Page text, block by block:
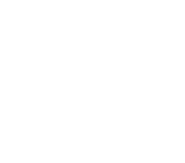
இயக்குநராக கலைச்செல்வி மோகன்,
முதலமைச்சரின் நிலையான